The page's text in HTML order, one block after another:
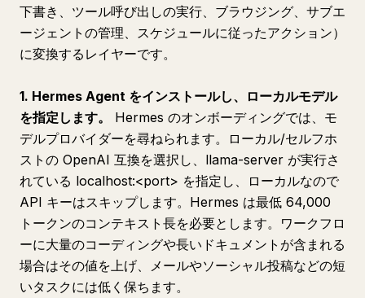
下書き、ツール呼び出しの実行、ブラウジング、サブエ
ージェントの管理、スケジュールに従ったアクション）
に変換するレイヤーです。
1. Hermes Agent をインストールし、ローカルモデル
を指定します。
Hermes のオンボーディングでは、モ
デルプロバイダーを尋ねられます。ローカル/セルフホ
ストの OpenAI 互換を選択し、llama-server が実行さ
れている localhost:<port> を指定し、ローカルなので
API キーはスキップします。Hermes は最低 64,000
トークンのコンテキスト長を必要とします。ワークフロ
ーに大量のコーディングや長いドキュメントが含まれる
場合はその値を上げ、メールやソーシャル投稿などの短
いタスクには低く保ちます。